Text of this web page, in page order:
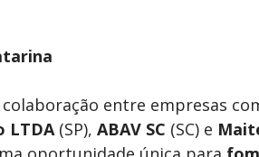
entre empresas
LTDA(SP), ABAV SC (SC) e